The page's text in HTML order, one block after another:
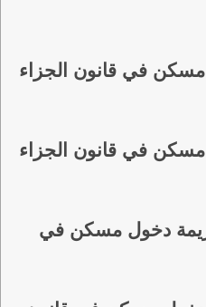
في قانون الجزاء
في قانون الجزاء
دخول مسكن في